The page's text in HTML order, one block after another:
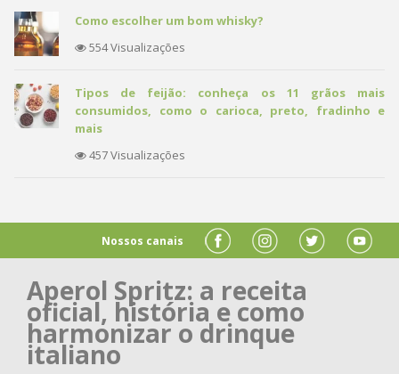
Como escolher um bom whisky?
554 Visualizações
Tipos de feijão: conheça os 11 grãos mais
consumidos, como o carioca, preto, fradinho e
mais
457 Visualizações
Nossos canais
Aperol Spritz: a receita
oficial, história e como
harmonizar o drinque
italiano